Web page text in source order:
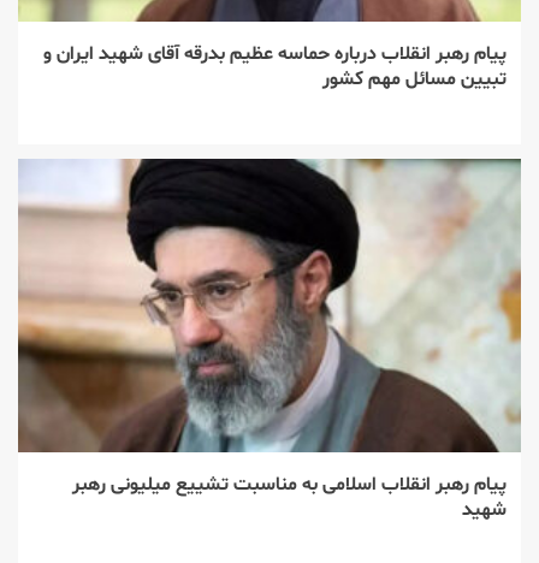
پیام رهبر انقلاب درباره حماسه عظیم بدرقه آقای شهید ایران و
تبیین مسائل مهم کشور
پیام رهبر انقلاب اسلامی به مناسبت تشییع میلیونی رهبر
شهید